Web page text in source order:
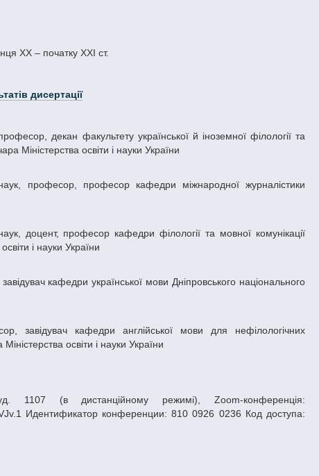
ХХ – початку ХХI ст.
дисертації
Міністерства освіти і науки України
і науки України
освіти і науки України
(в дистанційному режимі), Zoom-конференція:
Идентификатор конференции: 810 0926 0236 Код доступа: